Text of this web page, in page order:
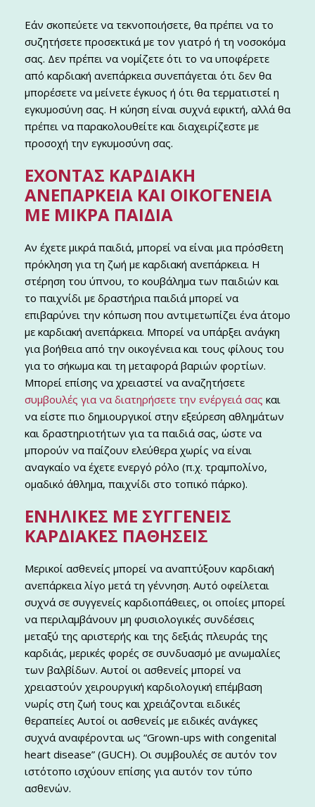
Εάν σκοπεύετε να τεκνοποιήσετε, θα πρέπει να το
συζητήσετε προσεκτικά με τον γιατρό ή τη νοσοκόμα
σας. Δεν πρέπει να νομίζετε ότι το να υποφέρετε
από καρδιακή ανεπάρκεια συνεπάγεται ότι δεν θα
μπορέσετε να μείνετε έγκυος ή ότι θα τερματιστεί η
εγκυμοσύνη σας. Η κύηση είναι συχνά εφικτή, αλλά θα
πρέπει να παρακολουθείτε και διαχειρίζεστε με
προσοχή την εγκυμοσύνη σας.
ΈΧΟΝΤΑΣ ΚΑΡΔΙΑΚΉ
ΑΝΕΠΆΡΚΕΙΑ ΚΑΙ ΟΙΚΟΓΈΝΕΙΑ
ΜΕ ΜΙΚΡΆ ΠΑΙΔΙΆ
Αν έχετε μικρά παιδιά, μπορεί να είναι μια πρόσθετη
πρόκληση για τη ζωή με καρδιακή ανεπάρκεια. Η
στέρηση του ύπνου, το κουβάλημα των παιδιών και
το παιχνίδι με δραστήρια παιδιά μπορεί να
επιβαρύνει την κόπωση που αντιμετωπίζει ένα άτομο
με καρδιακή ανεπάρκεια. Μπορεί να υπάρξει ανάγκη
για βοήθεια από την οικογένεια και τους φίλους του
για το σήκωμα και τη μεταφορά βαριών φορτίων.
Μπορεί επίσης να χρειαστεί να αναζητήσετε
συμβουλές για να διατηρήσετε την ενέργειά σας και
να είστε πιο δημιουργικοί στην εξεύρεση αθλημάτων
και δραστηριοτήτων για τα παιδιά σας, ώστε να
μπορούν να παίζουν ελεύθερα χωρίς να είναι
αναγκαίο να έχετε ενεργό ρόλο (π.χ. τραμπολίνο,
ομαδικό άθλημα, παιχνίδι στο τοπικό πάρκο).
ΕΝΉΛΙΚΕΣ ΜΕ ΣΥΓΓΕΝΕΊΣ
ΚΑΡΔΙΑΚΈΣ ΠΑΘΉΣΕΙΣ
Μερικοί ασθενείς μπορεί να αναπτύξουν καρδιακή
ανεπάρκεια λίγο μετά τη γέννηση. Αυτό οφείλεται
συχνά σε συγγενείς καρδιοπάθειες, οι οποίες μπορεί
να περιλαμβάνουν μη φυσιολογικές συνδέσεις
μεταξύ της αριστερής και της δεξιάς πλευράς της
καρδιάς, μερικές φορές σε συνδυασμό με ανωμαλίες
των βαλβίδων. Αυτοί οι ασθενείς μπορεί να
χρειαστούν χειρουργική καρδιολογική επέμβαση
νωρίς στη ζωή τους και χρειάζονται ειδικές
θεραπείες Αυτοί οι ασθενείς με ειδικές ανάγκες
συχνά αναφέρονται ως “Grown-ups with congenital
heart disease” (GUCH). Οι συμβουλές σε αυτόν τον
ιστότοπο ισχύουν επίσης για αυτόν τον τύπο
ασθενών.